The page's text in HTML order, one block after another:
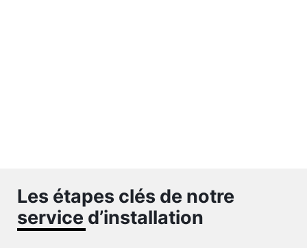
Les étapes clés de notre
service d’installation